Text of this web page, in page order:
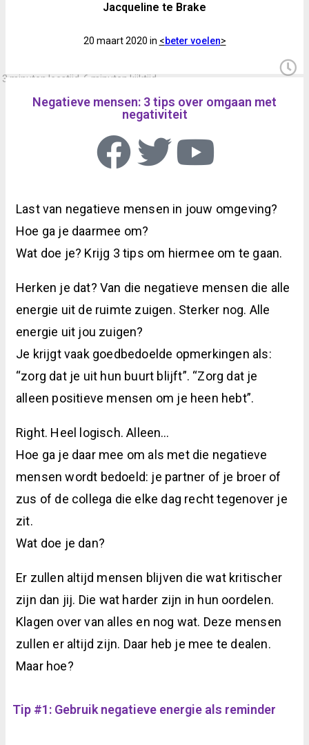
Jacqueline te Brake
20 maart 2020 in <beter voelen>
3 minuten leestijd, 6 minuten kijktijd
Negatieve mensen: 3 tips over omgaan met
negativiteit
Last van negatieve mensen in jouw omgeving?
Hoe ga je daarmee om?
Wat doe je? Krijg 3 tips om hiermee om te gaan.
Herken je dat? Van die negatieve mensen die alle
energie uit de ruimte zuigen. Sterker nog. Alle
energie uit jou zuigen?
Je krijgt vaak goedbedoelde opmerkingen als:
“zorg dat je uit hun buurt blijft”. “Zorg dat je
alleen positieve mensen om je heen hebt”.
Right. Heel logisch. Alleen…
Hoe ga je daar mee om als met die negatieve
mensen wordt bedoeld: je partner of je broer of
zus of de collega die elke dag recht tegenover je
zit.
Wat doe je dan?
Er zullen altijd mensen blijven die wat kritischer
zijn dan jij. Die wat harder zijn in hun oordelen.
Klagen over van alles en nog wat. Deze mensen
zullen er altijd zijn. Daar heb je mee te dealen.
Maar hoe?
Tip #1: Gebruik negatieve energie als reminder